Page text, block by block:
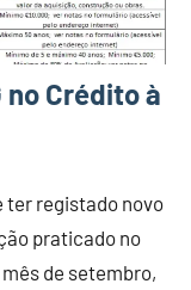
no Crédito à
ter registado novo
praticado no
de setembro,